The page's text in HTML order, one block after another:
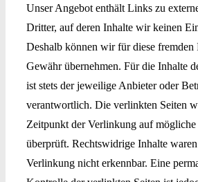
Unser Angebot enthält Links zu
Dritter, auf deren Inhalte wir keinen
Deshalb können wir für diese fremden
Gewähr übernehmen. Für die Inhalte
ist stets der jeweilige Anbieter oder
verantwortlich. Die verlinkten Seiten
Zeitpunkt der Verlinkung auf mögliche
überprüft. Rechtswidrige Inhalte
Verlinkung nicht erkennbar. Eine